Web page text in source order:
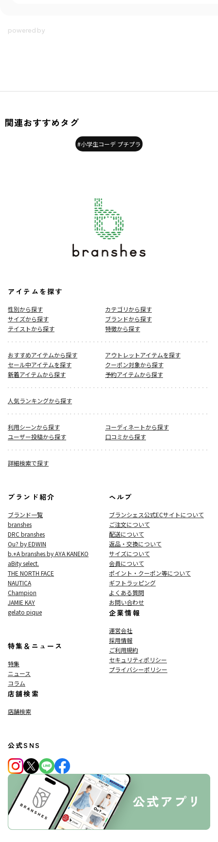
関連おすすめタグ
#小学生コーデ プチプラ
アイテムを探す
性別から探す
カテゴリから探す
サイズから探す
ブランドから探す
テイストから探す
特徴から探す
おすすめアイテムから探す
アウトレットアイテムを探す
セール中アイテムを探す
クーポン対象から探す
新着アイテムから探す
予約アイテムから探す
人気ランキングから探す
利用シーンから探す
コーディネートから探す
ユーザー投稿から探す
口コミから探す
詳細検索で探す
ブランド紹介
ブランド一覧
branshes
DRC branshes
Ou? by EDWIN
b.+A branshes by AYA KANEKO
aBity select.
THE NORTH FACE
NAUTICA
Champion
JAMIE KAY
gelato pique
特集＆ニュース
特集
ニュース
コラム
店舗検索
店舗検索
ヘルプ
ブランシェス公式ECサイトについて
ご注文について
配送について
返品・交換について
サイズについて
会員について
ポイント・クーポン等について
ギフトラッピング
よくある質問
お問い合わせ
企業情報
運営会社
採用情報
ご利用規約
セキュリティポリシー
プライバシーポリシー
公式SNS